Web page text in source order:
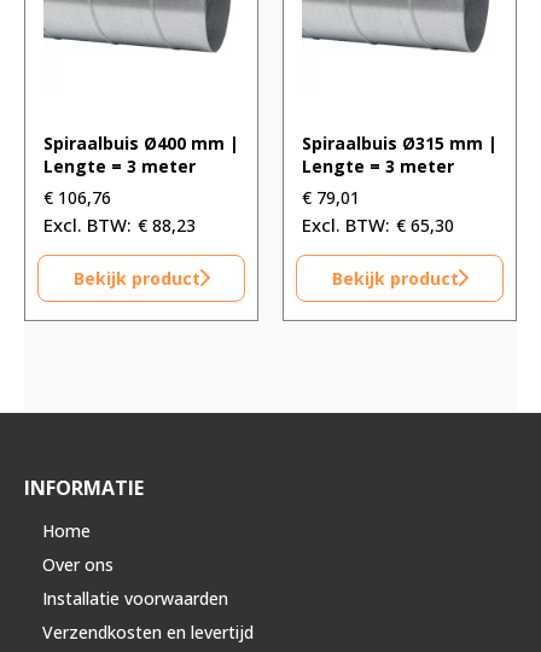
Spiraalbuis Ø400 mm |
Lengte = 3 meter
€ 106,76
€ 88,23
Bekijk product
Spiraalbuis Ø315 mm |
Lengte = 3 meter
€ 79,01
€ 65,30
Bekijk product
INFORMATIE
Home
Over ons
Installatie voorwaarden
Verzendkosten en levertijd